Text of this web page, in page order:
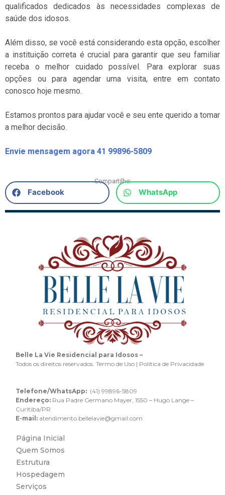
qualificados dedicados às necessidades complexas de
saúde dos idosos.
Além disso, se você está considerando esta opção, escolher
a instituição correta é crucial para garantir que seu familiar
receba o melhor cuidado possível. Para explorar suas
opções ou para agendar uma visita, entre em contato
conosco hoje mesmo.
Estamos prontos para ajudar você e seu ente querido a tomar
a melhor decisão.
Envie mensagem agora 41 99896-5809
Compartilhe:
Facebook WhatsApp
Belle La Vie Residencial para Idosos –
Todos os direitos reservados. Termo de Uso | Política de Privacidade
Telefone/WhatsApp: (41) 99896-5809
Endereço: Rua Padre Germano Mayer, 1550 – Hugo Lange –
Curitiba/PR
E-mail: atendimento.bellelavie@gmail.com
Página Inicial
Quem Somos
Estrutura
Hospedagem
Serviços